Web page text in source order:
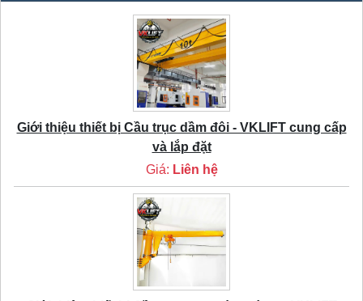
Giới thiệu thiết bị Cầu trục dầm đôi - VKLIFT cung cấp
và lắp đặt
Giá: Liên hệ